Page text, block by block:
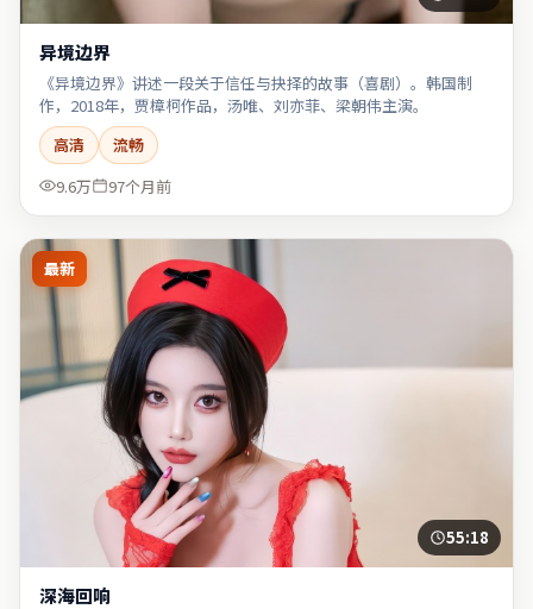
异境边界
《异境边界》讲述一段关于信任与抉择的故事（喜剧）。韩国制
作，2018年，贾樟柯作品，汤唯、刘亦菲、梁朝伟主演。
高清
流畅
9.6万
97个月前
最新
55:18
深海回响